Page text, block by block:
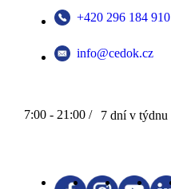
+420 296 184 910
info@cedok.cz
7:00 - 21:00 / 7 dní v týdnu